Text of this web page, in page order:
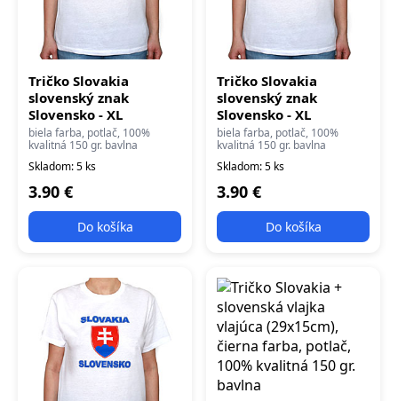
Tričko Slovakia
slovenský znak
Slovensko - XL
biela farba, potlač, 100%
kvalitná 150 gr. bavlna
Skladom: 5 ks
3.90 €
Do košíka
Tričko Slovakia
slovenský znak
Slovensko - XL
biela farba, potlač, 100%
kvalitná 150 gr. bavlna
Skladom: 5 ks
3.90 €
Do košíka